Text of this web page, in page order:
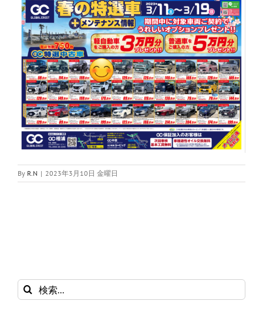
By R.N | 2023年3月10日 金曜日
検
索